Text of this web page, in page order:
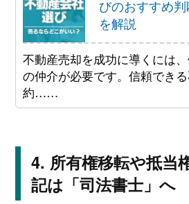
びのおすすめ
を解説
不動産売却を成功に導くには
の仲介が必要です。信頼でき
約……
所有権移転や抵当
記は「司法書士」へ